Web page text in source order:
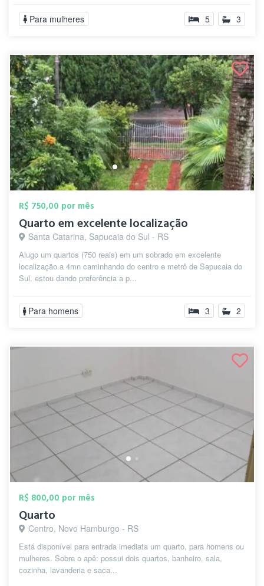
Para mulheres 5 3
R$ 750,00 por mês
Quarto em excelente localização
Santa Catarina, Sapucaia do Sul - RS
Alugo um quartos (750 reais) em um sobrado em excelente
localização.a 4mn caminhando do centro e metrô de Sapucaia do
Sul. estou dando preferência a p...
Para homens 3 2
R$ 800,00 por mês
Quarto
Centro, Novo Hamburgo - RS
Está disponível para entrada imediata um quarto, para homens ou
mulheres. Sobre o apê: possui dois quartos, banheiro, sala,
cozinha, lavanderia e saca...